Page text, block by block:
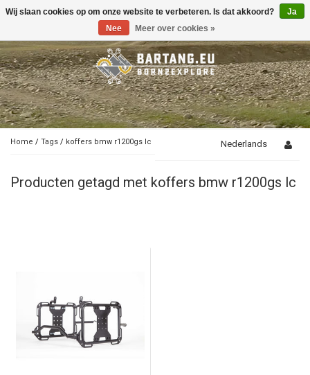
Toggle
Home / Tags / koffers bmw r1200gs lc Nederlands
Producten getagd met koffers bmw r1200gs lc
Wij slaan cookies op om onze website te verbeteren. Is dat akkoord?
Ja
Nee
Meer over cookies »